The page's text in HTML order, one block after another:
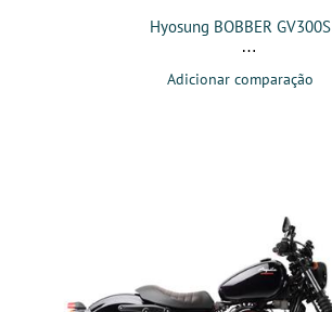
Hyosung BOBBER GV300S
Adicionar comparação